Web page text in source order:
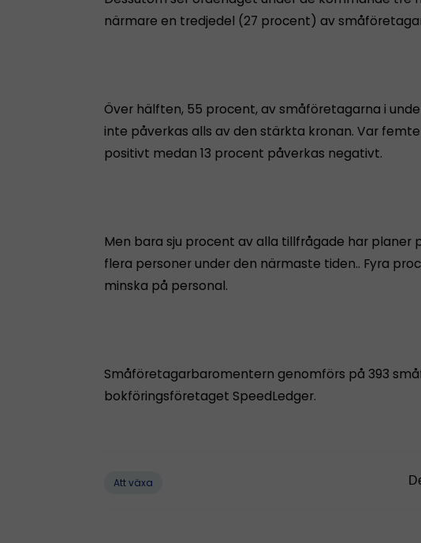
närmare en tredjedel (27 procent) av
Över hälften, 55 procent, av småföretagarna i
inte påverkas alls av den stärkta kronan. Var
positivt medan 13 procent påverkas negativt.
Men bara sju procent av alla tillfrågade har planer
flera personer under den närmaste tiden.. Fyra
minska på personal.
Småföretagarbaromentern genomförs på 393
bokföringsföretaget SpeedLedger.
Att växa